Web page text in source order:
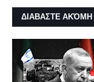
ΔΙΑΒΑΣΤΕ ΑΚΌΜΗ